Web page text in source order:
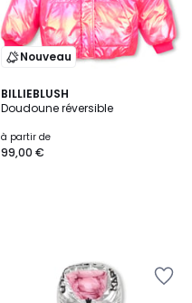
Nouveau
BILLIEBLUSH
Doudoune réversible
à partir de
99,00 €